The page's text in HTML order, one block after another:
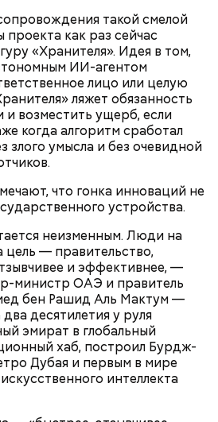
такой смелой
как раз сейчас
«Хранителя». Идея в том,
ИИ-агентом
лицо или целую
ляжет обязанность
и возместить ущерб, если
когда алгоритм сработал
злого умысла и без очевидной
что гонка инноваций не
устройства.
неизменным. Люди на
— правительство,
и эффективнее, —
министр ОАЭ и правитель
бен Рашид Аль Мактум —
десятилетия у руля
эмират в глобальный
хаб, построил Бурдж-
Дубая и первым в мире
интеллекта